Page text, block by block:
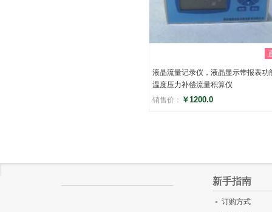
液晶流量记录仪，液晶显示带报表功
温度压力补偿流量积算仪
销售价： ￥1200.0
新手指南
订购方式